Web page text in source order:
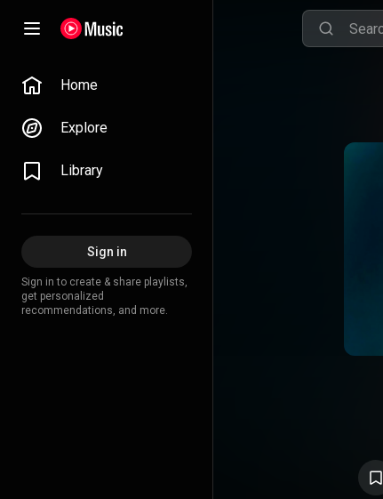
Home
Explore
Library
Sign in
Sign in to create & share playlists,
get personalized
recommendations, and more.